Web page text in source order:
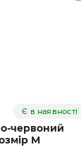
Є в наявності
червоний
M